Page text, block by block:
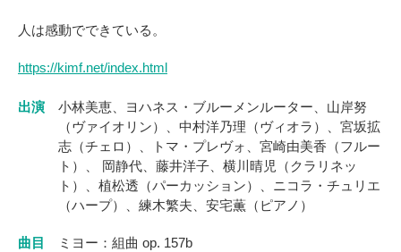
人は感動でできている。
https://kimf.net/index.html
出演
小林美恵、ヨハネス・ブルーメンルーター、山岸努
（ヴァイオリン）、中村洋乃理（ヴィオラ）、宮坂拡
志（チェロ）、トマ・プレヴォ、宮崎由美香（フルー
ト）、 岡静代、藤井洋子、横川晴児（クラリネッ
ト）、植松透（パーカッション）、ニコラ・チュリエ
（ハープ）、練木繁夫、安宅薫（ピアノ）
曲目
ミヨー：組曲 op. 157b